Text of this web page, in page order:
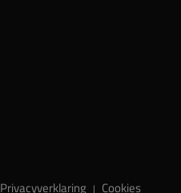
Privacyverklaring | Cookies